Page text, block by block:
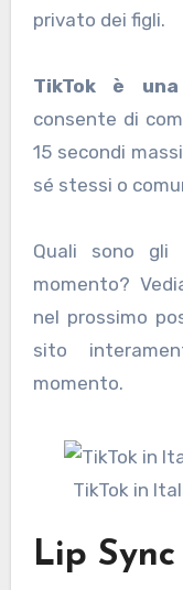
privato dei figli.
TikTok è
consente di
15 secondi
sé stessi o
Quali sono gli
momento?
nel prossimo
sito
momento.
TikTok in
Lip Sync